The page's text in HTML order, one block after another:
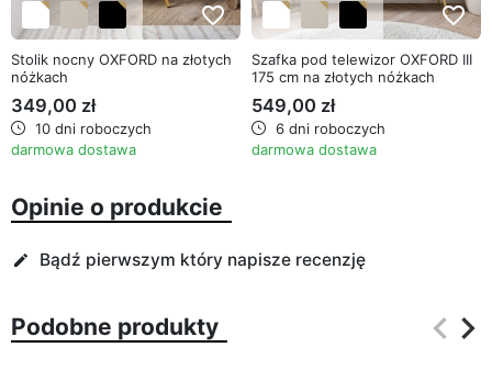
favorite_border
Stolik nocny OXFORD na złotych
nóżkach
349,00 zł
10 dni roboczych
darmowa dostawa
favorite_border
Szafka pod telewizor OXFORD III
175 cm na złotych nóżkach
549,00 zł
6 dni roboczych
darmowa dostawa
Opinie o produkcie
edit Bądź pierwszym który napisze recenzję
Podobne produkty keyboard_arrow_left
keyboard_arrow_right